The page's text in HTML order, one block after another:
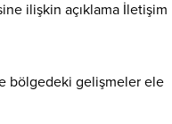
ilişkin açıklama İletişim
bölgedeki gelişmeler ele